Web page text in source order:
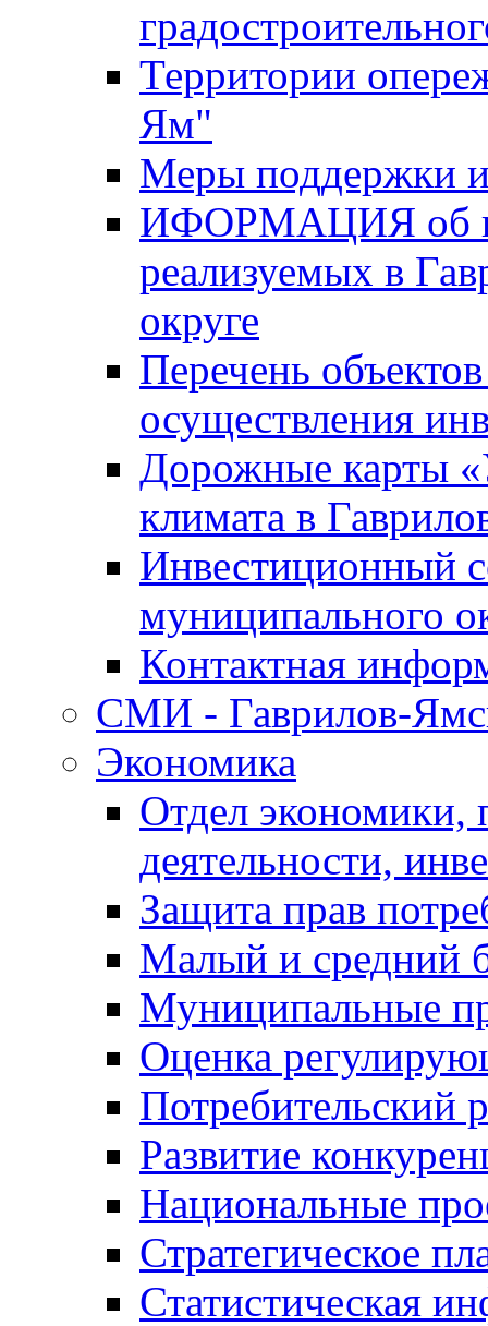
Территории
Ям"
Меры поддержки
ИФОРМАЦИЯ об
реализуемых в
округе
Перечень
осуществления
Дорожные карты
климата в
Инвестиционный
муниципального
Контактная
СМИ - Гаврилов-
Экономика
Отдел экономики,
деятельности,
Защита прав
Малый и средний
Муниципальные
Оценка
Потребительский
Развитие
Национальные
Стратегическое
Статистическая